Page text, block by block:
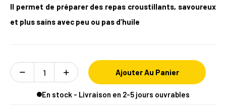
Il permet de préparer des repas croustillants, savoureux
et plus sains avec peu ou pas d’huile
Ajouter Au Panier
En stock - Livraison en 2-5 jours ouvrables